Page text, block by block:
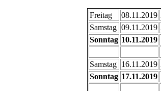
Freitag 08.11.2019
Samstag 09.11.2019
Sonntag 10.11.2019
Samstag 16.11.2019
Sonntag 17.11.2019